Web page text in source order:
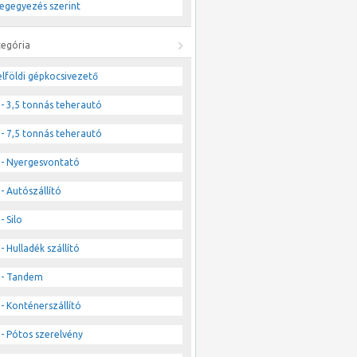
szerint
gépkocsivezető
- 3,5 tonnás teherautó
- 7,5 tonnás teherautó
- Nyergesvontató
- Autószállító
- Silo
- Hulladék szállító
- Tandem
- Konténerszállító
- Pótos szerelvény